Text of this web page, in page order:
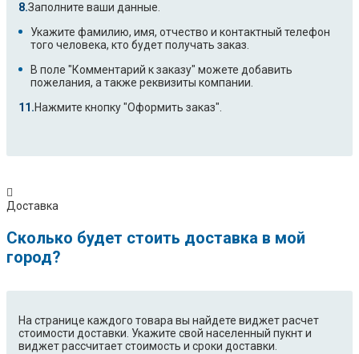
Заполните ваши данные.
Укажите фамилию, имя, отчество и контактный телефон
того человека, кто будет получать заказ.
В поле "Комментарий к заказу" можете добавить
пожелания, а также реквизиты компании.
Нажмите кнопку "Оформить заказ".
Доставка
Сколько будет стоить доставка в мой
город?
На странице каждого товара вы найдете виджет расчет
стоимости доставки. Укажите свой населенный пукнт и
виджет рассчитает стоимость и сроки доставки.